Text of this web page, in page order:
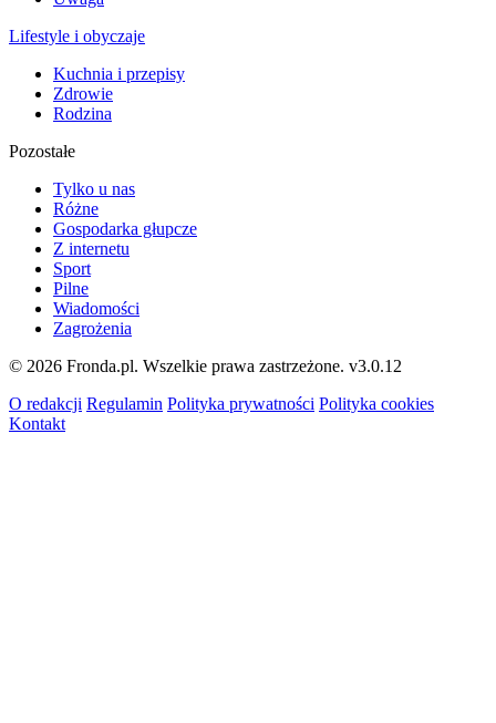
Lifestyle i obyczaje
Kuchnia i przepisy
Zdrowie
Rodzina
Pozostałe
Tylko u nas
Różne
Gospodarka głupcze
Z internetu
Sport
Pilne
Wiadomości
Zagrożenia
© 2026 Fronda.pl. Wszelkie prawa zastrzeżone. v3.0.12
O redakcji Regulamin Polityka prywatności Polityka cookies
Kontakt